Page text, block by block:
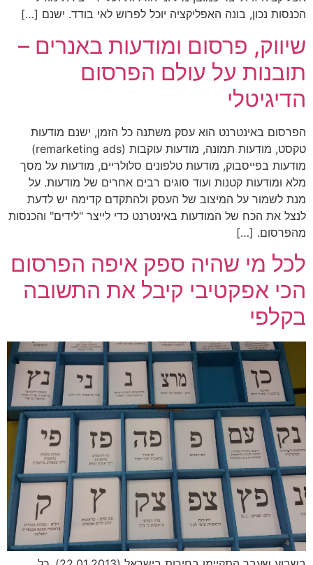
הכנסות נכון, בונה האפליקציה יוכל לפרוש לאי בודד. ישנם […]
שיווק, פרסום ומודעות באנרים –
תובנות על עולם הפרסום
הדיגיטלי
הפרסום באינטרנט הוא עסק משתנה כל הזמן, ישנם מודעות
טקסט, מודעות תמונה, מודעות עוקבות (remarketing ads)
מודעות בפייסבוק, מודעות טלפונים סלולריים, מודעות על מסך
מלא ומודעות קטנות ועוד סוגים רבים אחרים של מודעות. על
מנת לשמור על המיצוב של העסק ולהתקדם קדימה יש לדעת
לנצל את הכח של המודעות באינטרנט כדי לייצר "לידים" והכנסות
מהפרסום. […]
לכל מי שהיה ספק איפה הפרסום
הכי אפקטיבי קיבל את התשובה
בקלפי